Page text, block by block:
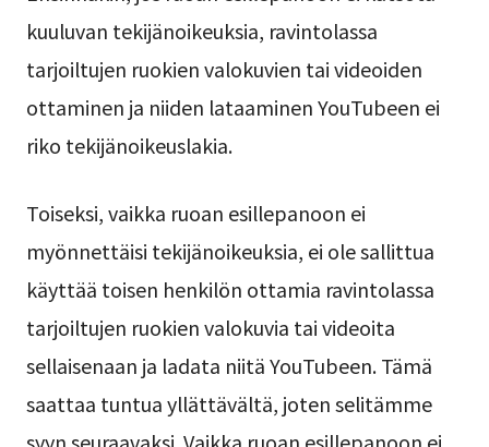
kuuluvan tekijänoikeuksia, ravintolassa
tarjoiltujen ruokien valokuvien tai videoiden
ottaminen ja niiden lataaminen YouTubeen ei
riko tekijänoikeuslakia.
Toiseksi, vaikka ruoan esillepanoon ei
myönnettäisi tekijänoikeuksia, ei ole sallittua
käyttää toisen henkilön ottamia ravintolassa
tarjoiltujen ruokien valokuvia tai videoita
sellaisenaan ja ladata niitä YouTubeen. Tämä
saattaa tuntua yllättävältä, joten selitämme